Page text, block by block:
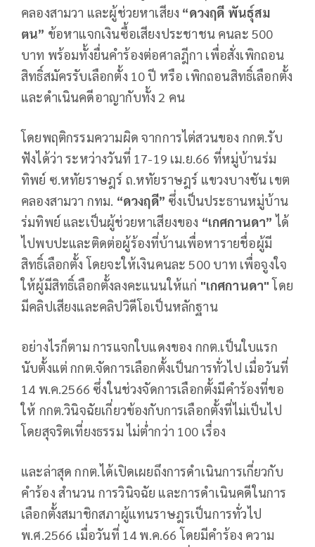
คลองสามวา และผู้ช่วยหาเสียง “ดวงฤดี พันธุ์สม
ตน” ข้อหาแจกเงินซื้อเสียงประชาชน คนละ 500
บาท พร้อมทั้งยื่นคำร้องต่อศาลฎีกา เพื่อสั่งเพิกถอน
สิทธิ์สมัครรับเลือกตั้ง 10 ปี หรือ เพิกถอนสิทธิ์เลือกตั้ง
และดำเนินคดีอาญากับทั้ง 2 คน
โดยพฤติกรรมความผิด จากการไต่สวนของ กกต.รับ
ฟังได้ว่า ระหว่างวันที่ 17-19 เม.ย.66 ที่หมู่บ้านร่ม
ทิพย์ ซ.หทัยราษฎร์ ถ.หทัยราษฎร์ แขวงบางชัน เขต
คลองสามวา กทม. “ดวงฤดี” ซึ่งเป็นประธานหมู่บ้าน
ร่มทิพย์ และเป็นผู้ช่วยหาเสียงของ “เกศกานดา” ได้
ไปพบปะและติดต่อผู้ร้องที่บ้านเพื่อหารายชื่อผู้มี
สิทธิ์เลือกตั้ง โดยจะให้เงินคนละ 500 บาท เพื่อจูงใจ
ให้ผู้มีสิทธิ์เลือกตั้งลงคะแนนให้แก่ "เกศกานดา"โดย
มีคลิปเสียงและคลิปวิดีโอเป็นหลักฐาน
อย่างไรก็ตาม การแจกใบแดงของ กกต.เป็นใบแรก
นับตั้งแต่ กกต.จัดการเลือกตั้งเป็นการทั่วไป เมื่อวันที่
14 พ.ค.2566 ซึ่งในช่วงจัดการเลือกตั้งมีคำร้องที่ขอ
ให้ กกต.วินิจฉัยเกี่ยวข้องกับการเลือกตั้งที่ไม่เป็นไป
โดยสุจริตเที่ยงธรรม ไม่ต่ำกว่า 100 เรื่อง
และล่าสุด กกต.ได้เปิดเผยถึงการดำเนินการเกี่ยวกับ
คำร้อง สำนวน การวินิจฉัย และการดำเนินคดีในการ
เลือกตั้งสมาชิกสภาผู้แทนราษฎรเป็นการทั่วไป
พ.ศ.2566 เมื่อวันที่ 14 พ.ค.66 โดยมีคำร้อง ความ